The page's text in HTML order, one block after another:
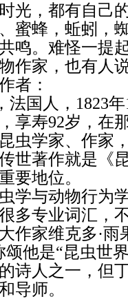
，都有自己
蜜蜂，蚯蚓
鸣。难怪一提
作家，也有人
者：
国人，1823年
享寿92岁，在
虫学家、作家
世著作就是《
要地位。
与动物行为
多专业词汇，
作家维克多·雨
颂他是“昆虫
诗人之一，但
导师。